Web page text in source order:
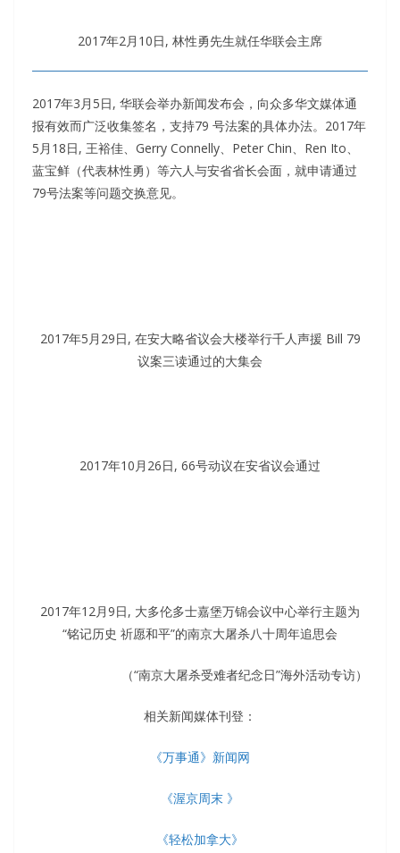
2017年2月10日, 林性勇先生就任华联会主席
2017年3月5日, 华联会举办新闻发布会，向众多华文媒体通
报有效而广泛收集签名，支持79 号法案的具体办法。2017年
5月18日, 王裕佳、Gerry Connelly、Peter Chin、Ren Ito、
蓝宝鲜（代表林性勇）等六人与安省省长会面，就申请通过
79号法案等问题交换意见。
2017年5月29日, 在安大略省议会大楼举行千人声援 Bill 79
议案三读通过的大集会
2017年10月26日, 66号动议在安省议会通过
2017年12月9日, 大多伦多士嘉堡万锦会议中心举行主题为
“铭记历史 祈愿和平”的南京大屠杀八十周年追思会
（“南京大屠杀受难者纪念日”海外活动专访）
相关新闻媒体刊登：
《万事通》新闻网
《渥京周末 》
《轻松加拿大》